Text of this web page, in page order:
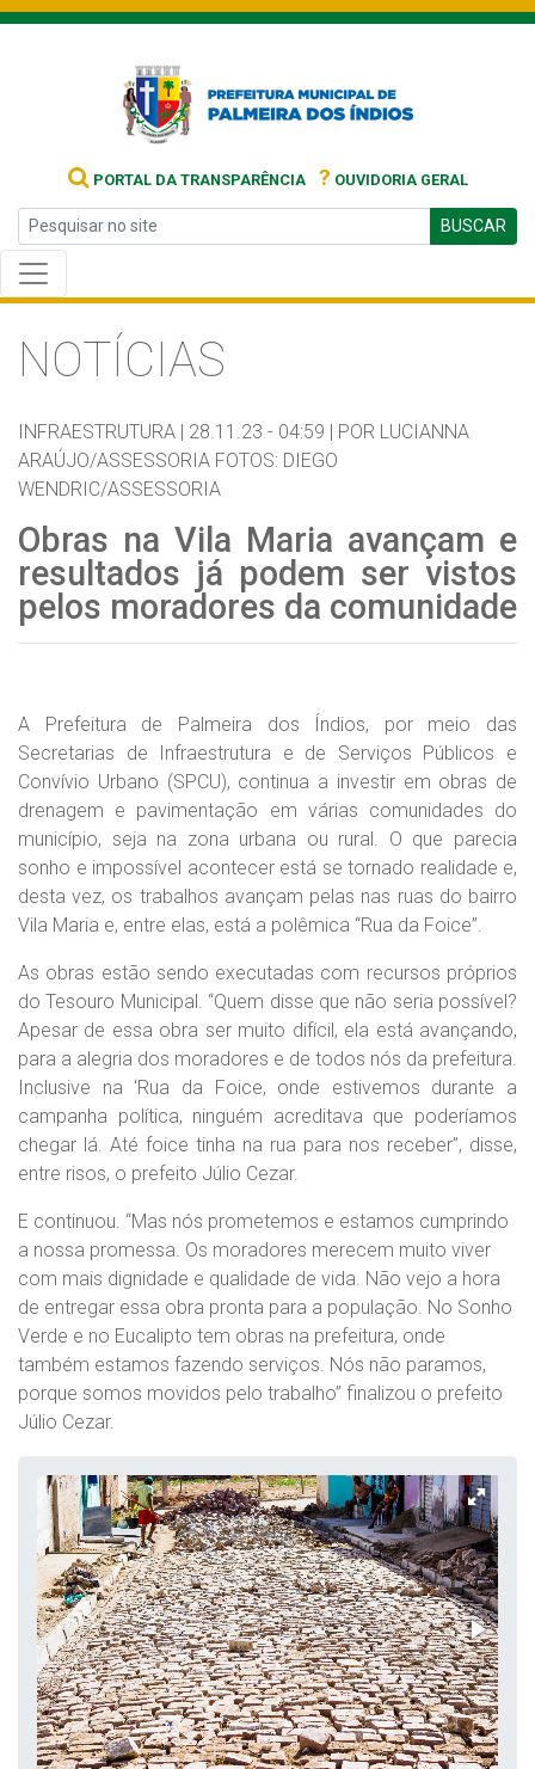
PORTAL DA TRANSPARÊNCIA ? OUVIDORIA GERAL
BUSCAR
NOTÍCIAS
INFRAESTRUTURA | 28.11.23 - 04:59 | POR LUCIANNA
ARAÚJO/ASSESSORIA FOTOS: DIEGO
WENDRIC/ASSESSORIA
Obras na Vila Maria avançam e
resultados já podem ser vistos
pelos moradores da comunidade
A Prefeitura de Palmeira dos Índios, por meio das
Secretarias de Infraestrutura e de Serviços Públicos e
Convívio Urbano (SPCU), continua a investir em obras de
drenagem e pavimentação em várias comunidades do
município, seja na zona urbana ou rural. O que parecia
sonho e impossível acontecer está se tornado realidade e,
desta vez, os trabalhos avançam pelas nas ruas do bairro
Vila Maria e, entre elas, está a polêmica “Rua da Foice”.
As obras estão sendo executadas com recursos próprios
do Tesouro Municipal. “Quem disse que não seria possível?
Apesar de essa obra ser muito difícil, ela está avançando,
para a alegria dos moradores e de todos nós da prefeitura.
Inclusive na ‘Rua da Foice, onde estivemos durante a
campanha política, ninguém acreditava que poderíamos
chegar lá. Até foice tinha na rua para nos receber”, disse,
entre risos, o prefeito Júlio Cezar.
E continuou. “Mas nós prometemos e estamos cumprindo
a nossa promessa. Os moradores merecem muito viver
com mais dignidade e qualidade de vida. Não vejo a hora
de entregar essa obra pronta para a população. No Sonho
Verde e no Eucalipto tem obras na prefeitura, onde
também estamos fazendo serviços. Nós não paramos,
porque somos movidos pelo trabalho” finalizou o prefeito
Júlio Cezar.